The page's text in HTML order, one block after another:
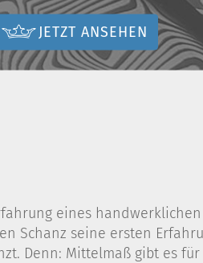
JETZT ANSEHEN
eines
Schanz seine ersten
Denn: Mittelmaß gibt es